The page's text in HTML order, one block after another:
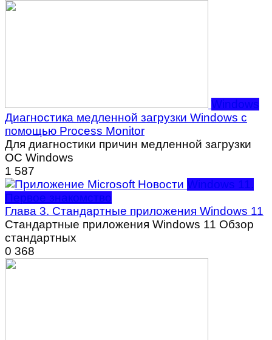
Windows
Диагностика медленной загрузки Windows с
помощью Process Monitor
Для диагностики причин медленной загрузки
ОС Windows
1 587
Windows 11.
Первое знакомство
Глава 3. Стандартные приложения Windows 11
Стандартные приложения Windows 11 Обзор
стандартных
0 368